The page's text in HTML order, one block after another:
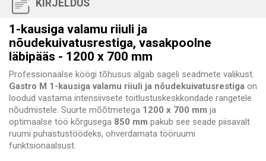
KIRJELDUS
1-kausiga valamu riiuli ja
nõudekuivatusrestiga, vasakpoolne
läbipääs - 1200 x 700 mm
Professionaalse köögi tõhusus algab sageli seadmete valikust.
Gastro M 1-kausiga valamu riiuli ja nõudekuivatusrestiga on
loodud vastama intensiivsete toitlustuskeskkondade rangetele
nõudmistele. Suurte mõõtmetega 1200 x 700 mm ja
optimaalse töö kõrgusega 850 mm pakub see seade piisavalt
ruumi puhastustöödeks, ohverdamata tööruumi
funktsionaalsust.